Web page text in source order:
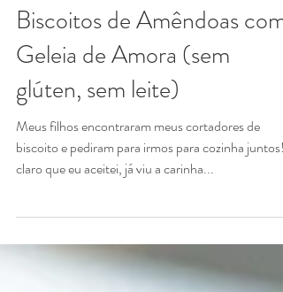
Marina Morais
11 de out. de 2023
2 min de leitura
Café da Manhã e Lanches
Biscoitos de Amêndoas com
Geleia de Amora (sem
biscoito e pediram para irmos para cozinha juntos!
claro que eu aceitei, já viu a carinha...